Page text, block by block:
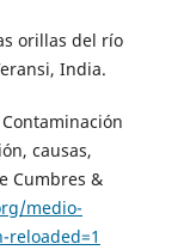
orillas del río
India.
causas,
Cumbres &
medio-